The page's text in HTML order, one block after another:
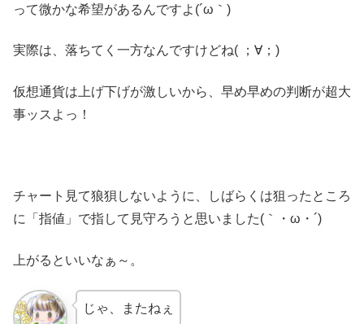
って微かな希望があるんですよ(´ω｀)
実際は、落ちてく一方なんですけどね( ；∀；)
仮想通貨は上げ下げが激しいから、早め早めの判断が超大
事ッスよっ！
チャート見て狼狽しないように、しばらくは狙ったところ
に「指値」で指して見守ろうと思いました(｀・ω・´)
上がるといいなぁ～。
じゃ、またねぇ